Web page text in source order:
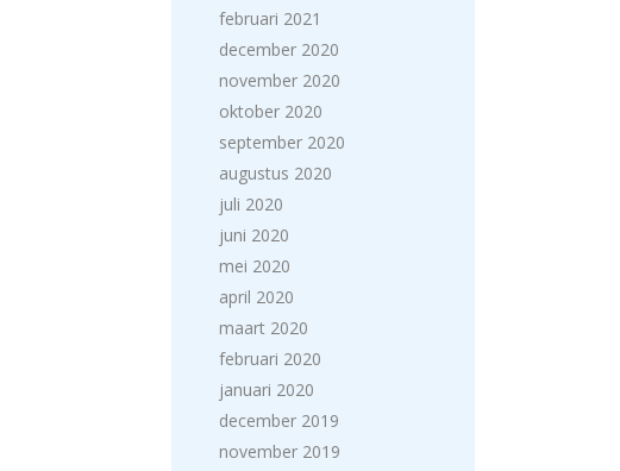
februari 2021
december 2020
november 2020
oktober 2020
september 2020
augustus 2020
juli 2020
juni 2020
mei 2020
april 2020
maart 2020
februari 2020
januari 2020
december 2019
november 2019